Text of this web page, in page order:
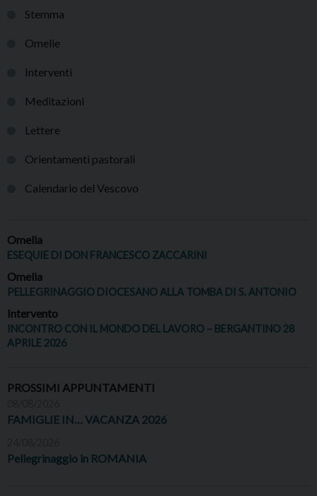
Stemma
Omelie
Interventi
Meditazioni
Lettere
Orientamenti pastorali
Calendario del Vescovo
Omelia
ESEQUIE DI DON FRANCESCO ZACCARINI
Omelia
PELLEGRINAGGIO DIOCESANO ALLA TOMBA DI S. ANTONIO
Intervento
INCONTRO CON IL MONDO DEL LAVORO – BERGANTINO 28
APRILE 2026
PROSSIMI APPUNTAMENTI
FAMIGLIE IN… VACANZA 2026
Pellegrinaggio in ROMANIA